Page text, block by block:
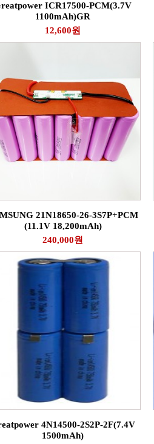
ICR17500-PCM(3.7V
1100mAh)GR
12,600원
21N18650-26-3S7P+PCM
(11.1V 18,200mAh)
240,000원
4N14500-2S2P-2F(7.4V
1500mAh)